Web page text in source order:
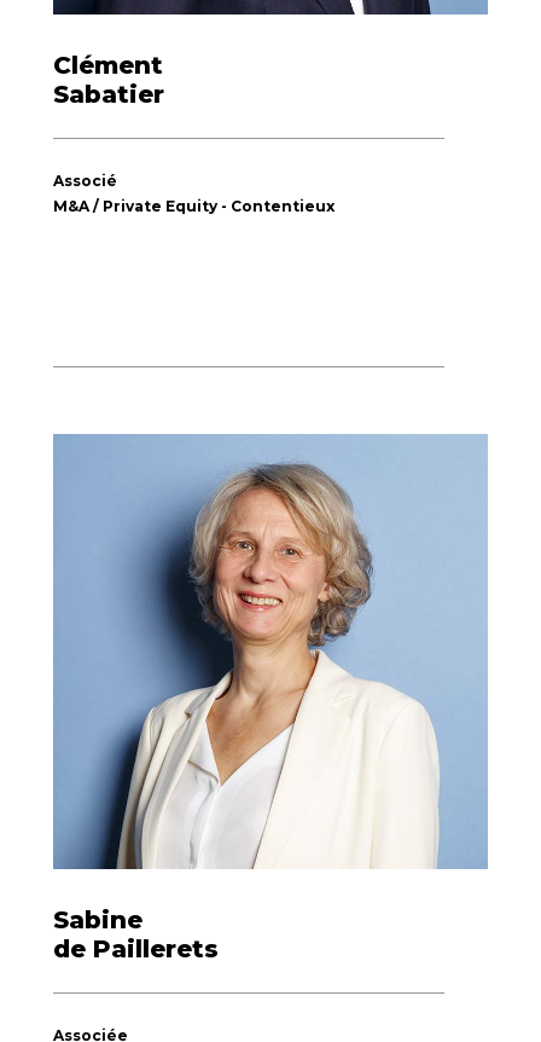
Clément
Sabatier
Associé
M&A / Private Equity - Contentieux
Sabine
de Paillerets
Associée